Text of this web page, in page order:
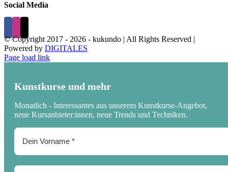
Social Media
© Copyright 2017 - 2026 - kukundo | All Rights Reserved |
Powered by DIGITALES
Page load link
Kunstkurse und mehr
Monatlich - Interessantes aus unserem Kunstkurse-Angebot,
neue Kursanbieter:innen, neue Trends und Techniken.